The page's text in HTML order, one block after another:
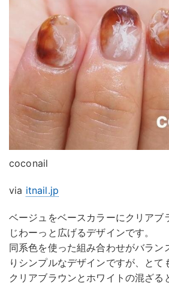
coconail
via itnail.jp
ベージュをベースカラーにクリアブ
じわーっと広げるデザインです。
同系色を使った組み合わせがバラン
りシンプルなデザインですが、とて
クリアブラウンとホワイトの混ざる